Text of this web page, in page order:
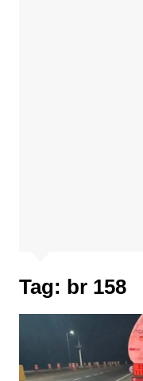
Tag: br 158